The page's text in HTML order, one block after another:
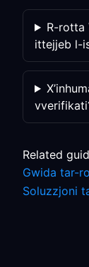
R-rotta
ittejjeb l-
Related
Gwida tar-
Soluzzjoni